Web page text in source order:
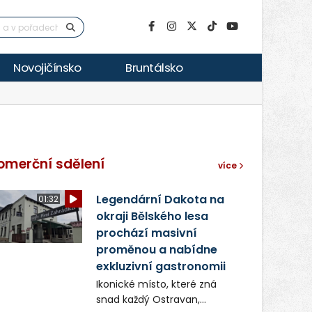
Novojičínsko Bruntálsko
sdělení více
01:32
Legendární Dakota na
okraji Bělského lesa
prochází masivní
proměnou a nabídne
exkluzivní gastronomii
Ikonické místo, které zná
snad každý Ostravan,